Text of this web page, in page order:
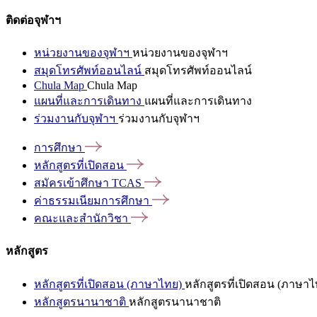
ติดต่อจุฬาฯ
หน่วยงานของจุฬาฯ หน่วยงานของจุฬาฯ
สมุดโทรศัพท์ออนไลน์ สมุดโทรศัพท์ออนไลน์
Chula Map Chula Map
แผนที่และการเดินทาง แผนที่และการเดินทาง
ร่วมงานกับจุฬาฯ ร่วมงานกับจุฬาฯ
การศึกษา
หลักสูตรที่เปิดสอน
สมัครเข้าศึกษา TCAS
ค่าธรรมเนียมการศึกษา
คณะและสำนักวิชา
หลักสูตร
หลักสูตรที่เปิดสอน (ภาษาไทย) หลักสูตรที่เปิดสอน (ภาษาไ
หลักสูตรนานาชาติ หลักสูตรนานาชาติ